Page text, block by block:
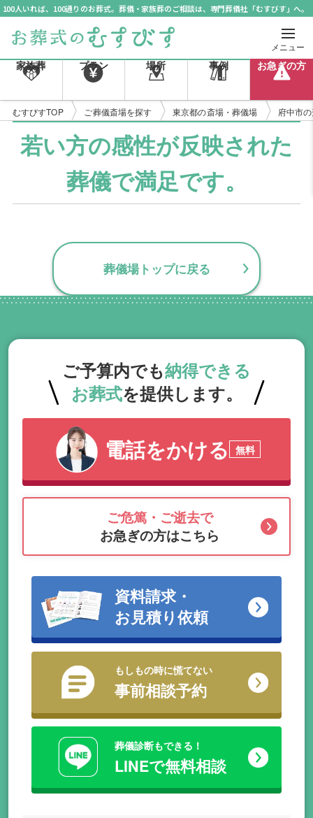
100人いれば、100通りのお葬式。葬儀・家族葬のご相談は、専門葬儀社「むすびす」へ。
メニュー
家族葬 プラン 場所 事例 お急ぎの方
むすびすTOP ご葬儀斎場を探す 東京都の斎場・葬儀場 府中市
若い方の感性が反映された
葬儀で満足です。
葬儀場トップに戻る
ご予算内でも納得できる
お葬式を提供します。
電話をかける 無料
ご危篤・ご逝去で
お急ぎの方はこちら
資料請求・
お見積り依頼
もしもの時に慌てない
事前相談予約
葬儀診断もできる！
LINEで無料相談